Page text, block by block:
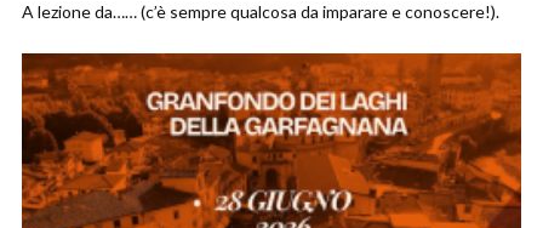
A lezione da…… (c’è sempre qualcosa da imparare e conoscere!).